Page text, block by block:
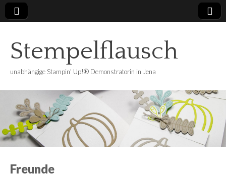
Stempelflausch
unabhängige Stampin' Up!® Demonstratorin in Jena
Freunde